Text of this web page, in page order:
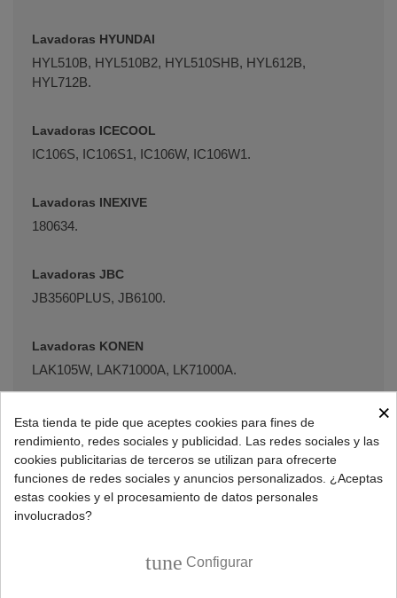
Lavadoras HYUNDAI
HYL510B, HYL510B2, HYL510SHB, HYL612B,
HYL712B.
Lavadoras ICECOOL
IC106S, IC106S1, IC106W, IC106W1.
Lavadoras INEXIVE
180634.
Lavadoras JBC
JB3560PLUS, JB6100.
Lavadoras KONEN
LAK105W, LAK71000A, LK71000A.
Lavadoras KUNFT
KWM1721, KWM2485, KWM2486, KWM2487,
KWM3485, LAV1007A, WMM510WHA, WMM560WHA,
WMV61000WA.
×
Esta tienda te pide que aceptes cookies para fines de
rendimiento, redes sociales y publicidad. Las redes sociales y las
cookies publicitarias de terceros se utilizan para ofrecerte
funciones de redes sociales y anuncios personalizados. ¿Aceptas
estas cookies y el procesamiento de datos personales
involucrados?
tune Configurar